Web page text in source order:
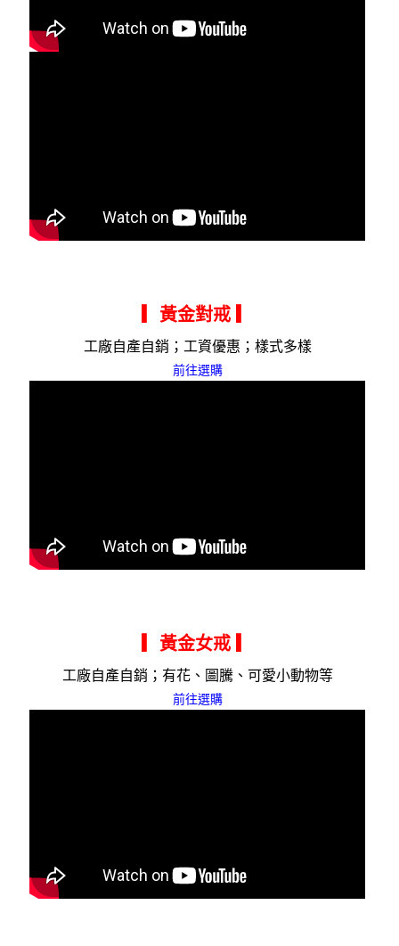
▎黃金對戒 ▎
工廠自產自銷；工資優惠；樣式多樣
前往選購
▎黃金女戒 ▎
工廠自產自銷；有花、圖騰、可愛小動物等
前往選購